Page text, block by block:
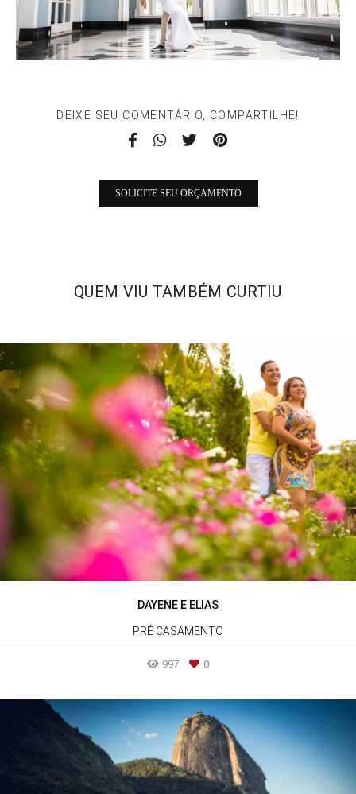
DEIXE SEU COMENTÁRIO, COMPARTILHE!
SOLICITE SEU ORÇAMENTO
QUEM VIU TAMBÉM CURTIU
DAYENE E ELIAS
PRÉ CASAMENTO
997 0